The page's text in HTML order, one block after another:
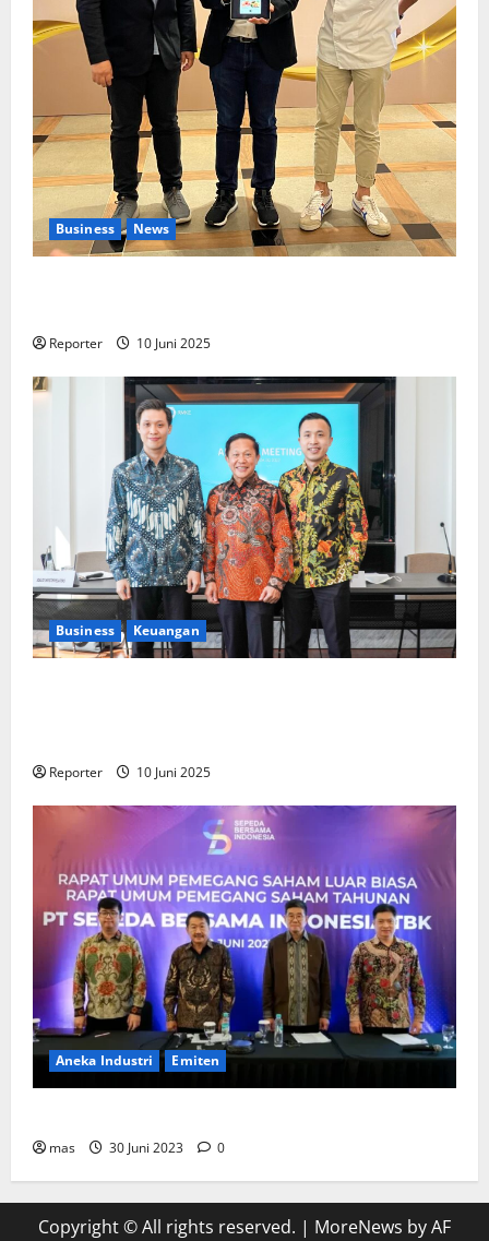
Business News
Reporter 10 Juni 2025
Business Keuangan
Reporter 10 Juni 2025
Aneka Industri Emiten
mas 30 Juni 2023 0
Copyright © All rights reserved. | MoreNews by AF